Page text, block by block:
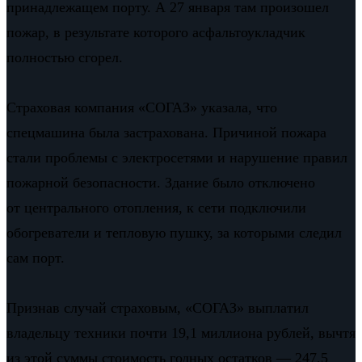
принадлежащем порту. А 27 января там произошел
пожар, в результате которого асфальтоукладчик
полностью сгорел.
Страховая компания «СОГАЗ» указала, что
спецмашина была застрахована. Причиной пожара
стали проблемы с электросетями и нарушение правил
пожарной безопасности. Здание было отключено
от центрального отопления, к сети подключили
обогреватели и тепловую пушку, за которыми следил
сам порт.
Признав случай страховым, «СОГАЗ» выплатил
владельцу техники почти 19,1 миллиона рублей, вычтя
из этой суммы стоимость годных остатков — 247,5